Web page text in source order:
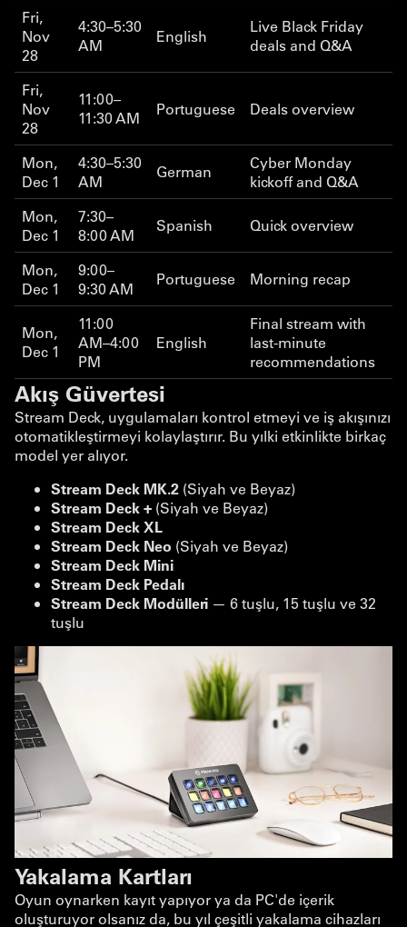
Fri,
Nov
28
4:30–5:30
AM
English
Live Black Friday
deals and Q&A
Fri,
Nov
28
11:00–
11:30 AM
Portuguese Deals overview
Mon,
Dec 1
4:30–5:30
AM
German
Cyber Monday
kickoff and Q&A
Mon,
Dec 1
7:30–
8:00 AM
Spanish Quick overview
Mon,
Dec 1
9:00–
9:30 AM
Portuguese Morning recap
Mon,
Dec 1
11:00
AM–4:00
PM
English
Final stream with
last-minute
recommendations
Akış Güvertesi
Stream Deck, uygulamaları kontrol etmeyi ve iş akışınızı
otomatikleştirmeyi kolaylaştırır. Bu yılki etkinlikte birkaç
model yer alıyor.
Stream Deck MK.2 (Siyah ve Beyaz)
Stream Deck + (Siyah ve Beyaz)
Stream Deck XL
Stream Deck Neo (Siyah ve Beyaz)
Stream Deck Mini
Stream Deck Pedalı
Stream Deck Modülleri — 6 tuşlu, 15 tuşlu ve 32
tuşlu
Yakalama Kartları
Oyun oynarken kayıt yapıyor ya da PC'de içerik
oluşturuyor olsanız da, bu yıl çeşitli yakalama cihazları